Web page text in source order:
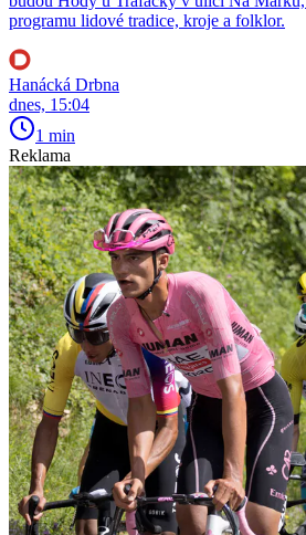
programu lidové tradice, kroje a folklor.
Hanácká Drbna
dnes, 15:04
1 min
Reklama